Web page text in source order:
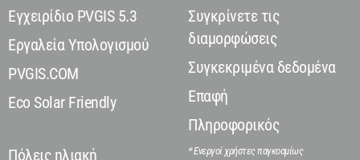
Εγχειρίδιο PVGIS 5.3
Εργαλεία Υπολογισμού
PVGIS.COM
Eco Solar Friendly
Πόλεις ηλιακή
Συγκρίνετε τις
διαμορφώσεις
Συγκεκριμένα δεδομένα
Επαφή
Πληροφορικός
* Ενεργοί χρήστες παγκοσμίως